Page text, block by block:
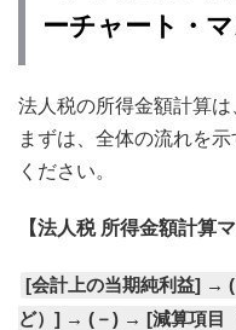
ーチャート・
法人税の所得金額計算は
まずは、全体の流れを
ください。
【法人税 所得金額計算
[会計上の当期純利益] →
ど）] → (－) → [減算項目